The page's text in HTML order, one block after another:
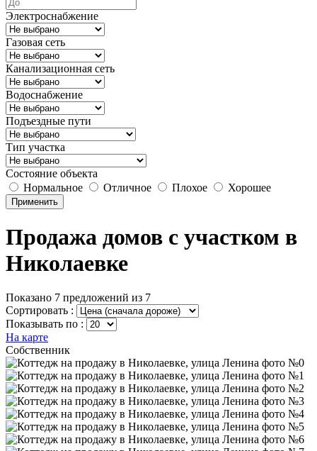
Электроснабжение
Газовая сеть
Канализационная сеть
Водоснабжение
Подъездные пути
Тип участка
Состояние объекта
Нормальное
Отличное Плохое Хорошее
Применить
Продажа домов с участком в
Николаевке
Показано 7 предложений из 7
Сортировать :
Показывать по :
На карте
Собственник